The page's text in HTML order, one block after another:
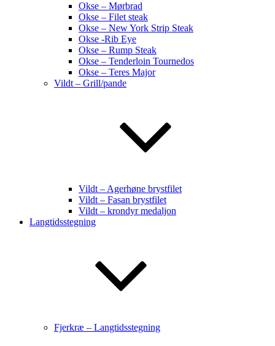
Okse – Mørbrad
Okse – Filet steak
Okse – New York Strip Steak
Okse -Rib Eye
Okse – Rump Steak
Okse – Tenderloin Tournedos
Okse – Teres Major
Vildt – Grill/pande
Vildt – Agerhøne brystfilet
Vildt – Fasan brystfilet
Vildt – krondyr medaljon
Langtidsstegning
Fjerkræ – Langtidsstegning